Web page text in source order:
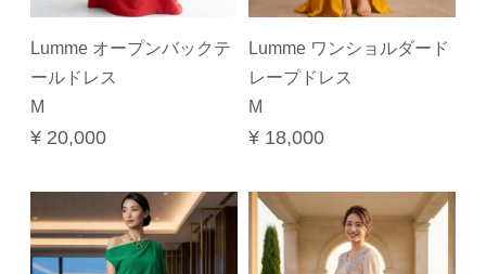
Lumme オープンバックテ
ールドレス
M
¥ 20,000
Lumme ワンショルダード
レープドレス
M
¥ 18,000